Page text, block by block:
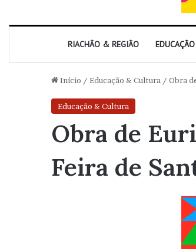
RIACHÃO & REGIÃO
Início / Educação & Cultura / Obra
Educação & Cultura
Obra de
Feira de